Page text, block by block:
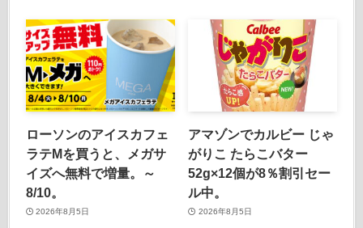
ローソンのアイスカフェ
ラテMを買うと、メガサ
イズへ無料で増量。～
8/10。
2026年8月5日
アマゾンでカルビー じゃ
がりこ たらこバター
52g×12個が8％割引セー
ル中。
2026年8月5日